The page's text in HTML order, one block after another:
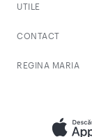
UTILE
CONTACT
REGINA MARIA